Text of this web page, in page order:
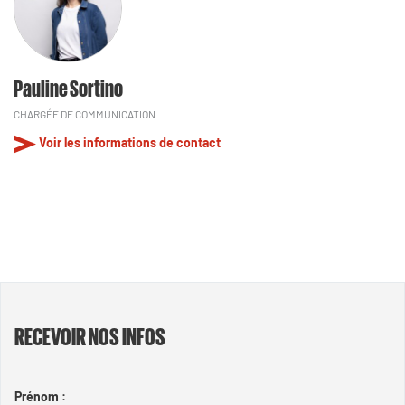
Pauline Sortino
CHARGÉE DE COMMUNICATION
Voir les informations de contact
RECEVOIR NOS INFOS
Prénom :